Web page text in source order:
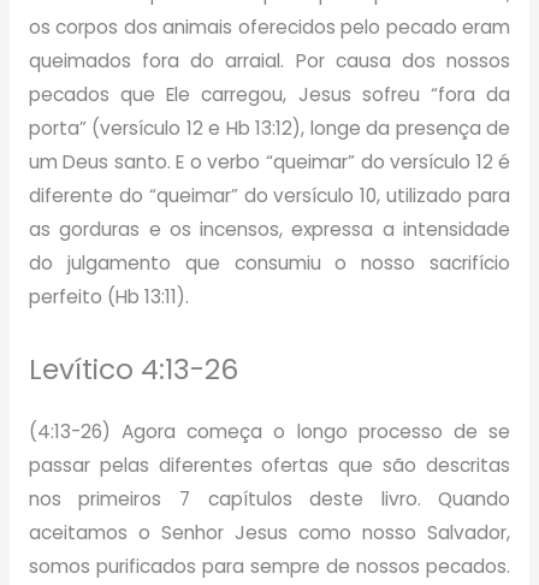
os corpos dos animais oferecidos pelo pecado eram
queimados fora do arraial. Por causa dos nossos
pecados que Ele carregou, Jesus sofreu “fora da
porta” (versículo 12 e Hb 13:12), longe da presença de
um Deus santo. E o verbo “queimar” do versículo 12 é
diferente do “queimar” do versículo 10, utilizado para
as gorduras e os incensos, expressa a intensidade
do julgamento que consumiu o nosso sacrifício
perfeito (Hb 13:11).
Levítico 4:13-26
(4:13-26) Agora começa o longo processo de se
passar pelas diferentes ofertas que são descritas
nos primeiros 7 capítulos deste livro. Quando
aceitamos o Senhor Jesus como nosso Salvador,
somos purificados para sempre de nossos pecados.